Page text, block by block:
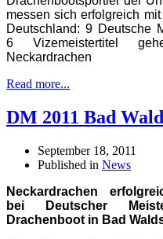
messen sich erfolgreich
Deutschland: 9 Deutsche
6 Vizemeistertitel
Neckardrachen
Read more...
DM 2011 Bad
September 18, 2011
Published in News
Neckardrachen
bei Deutscher
Drachenboot in Bad